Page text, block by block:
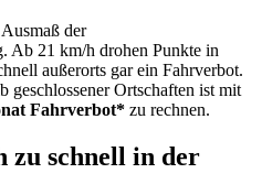
der
Ab 21 km/h drohen Punkte in
außerorts gar ein Fahrverbot.
geschlossener Ortschaften ist mit
Fahrverbot* zu rechnen.
zu schnell in der